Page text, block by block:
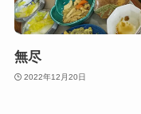
無尽
2022年12月20日